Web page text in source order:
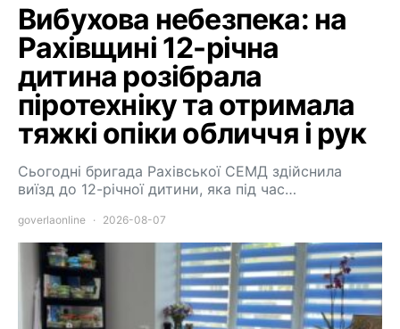
Вибухова небезпека: на
Рахівщині 12-річна
дитина розібрала
піротехніку та отримала
тяжкі опіки обличчя і рук
Сьогодні бригада Рахівської СЕМД здійснила
виїзд до 12-річної дитини, яка під час…
goverlaonline 2026-08-07